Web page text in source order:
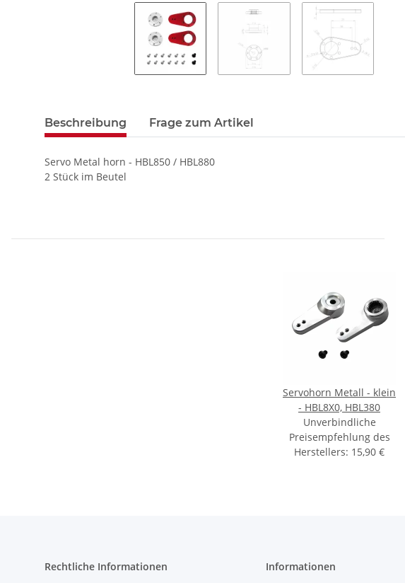
Beschreibung Frage zum Artikel
Servo Metal horn - HBL850 / HBL880
2 Stück im Beutel
Servohorn Metall - klein
- HBL8X0, HBL380
Unverbindliche
Preisempfehlung des
Herstellers: 15,90 €
Rechtliche Informationen Informationen